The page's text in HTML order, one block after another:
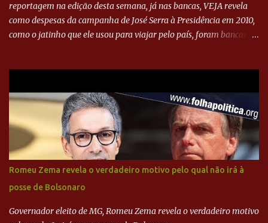
reportagem na edição desta semana, já nas bancas, VEJA revela
como despesas da campanha de José Serra à Presidência em 2010,
como o jatinho que ele usou para viajar pelo país, foram bancadas
Executiva Nacional do PSDB (Valter Campanato/Agência Brasil) O
texto também põe fim a um mistério: três fontes confirmaram à
revista que o codinome “santo” que aparece em planilhas da
empreiteira refere-se ao governador de São Paulo, Geraldo
Alckmin (PSDB) — nenhum deles, no entanto, disse ter negociado
diretamente com o paulista. Depoimentos mostram como o
dinheiro da Odebrecht bancou a campanha de Serra em 2010 Leia
mais... A Lava Jato chega ao PSDB | VEJA.com
Romeu Zema revela o verdadeiro motivo pelo qual não irá à
posse de Bolsonaro
Governador eleito de MG, Romeu Zema revela o verdadeiro motivo